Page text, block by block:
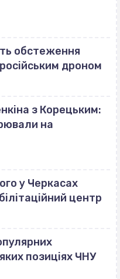
обстеження
дроном
з Корецьким:
на
у Черкасах
центр
позиціях ЧНУ